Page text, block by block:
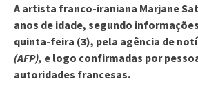
A artista franco-iraniana Marjane
anos de idade, segundo
quinta-feira (3), pela agência de
(AFP), e logo confirmadas por
autoridades francesas.